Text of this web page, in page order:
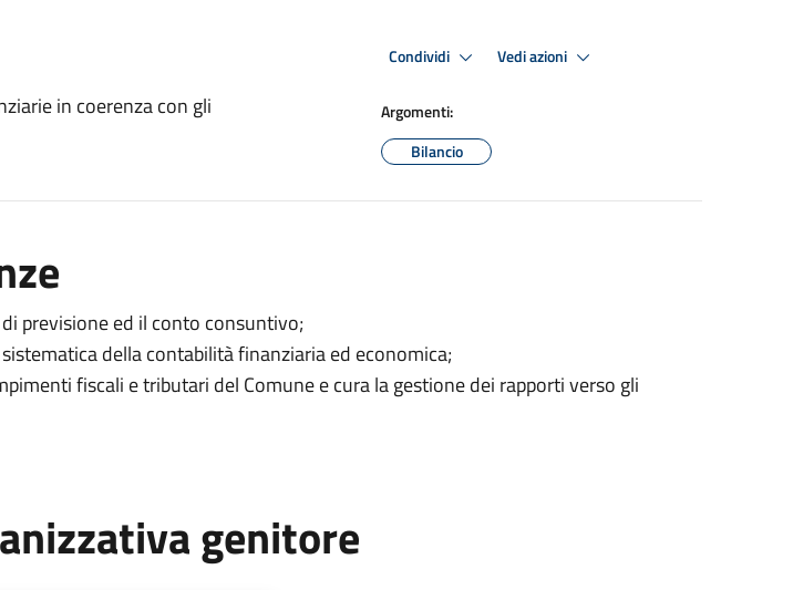
in coerenza con gli
Condividi Vedi azioni
Argomenti:
Bilancio
previsione ed il conto consuntivo;
della contabilità finanziaria ed economica;
fiscali e tributari del Comune e cura la gestione dei rapporti verso gli
genitore